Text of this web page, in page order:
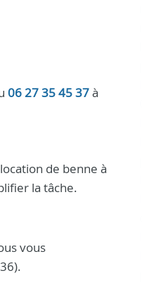
06 27 35 45 37à
de benne à
la tâche.
vous